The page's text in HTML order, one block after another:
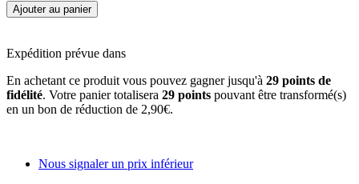
Ajouter au panier
Expédition prévue dans
En achetant ce produit vous pouvez gagner jusqu'à 29 points de
fidélité. Votre panier totalisera 29 points pouvant être transformé(s)
en un bon de réduction de 2,90€.
Nous signaler un prix inférieur